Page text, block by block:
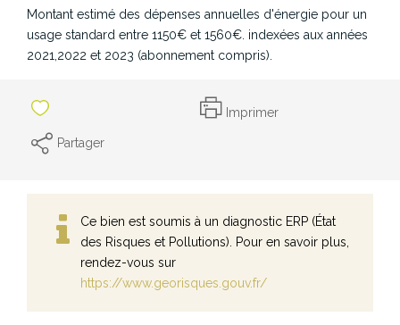
Montant estimé des dépenses annuelles d'énergie pour un
usage standard entre 1150€ et 1560€. indexées aux années
2021,2022 et 2023 (abonnement compris).
Imprimer
Partager
Ce bien est soumis à un diagnostic ERP (État
des Risques et Pollutions). Pour en savoir plus,
rendez-vous sur
https://www.georisques.gouv.fr/